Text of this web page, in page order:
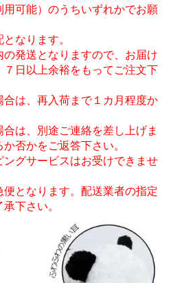
用可能）のうちいずれかでお願
なります。
発送となりますので、お届け
７日以上余裕をもってご注文下
は、再入荷まで１カ月程度か
は、別途ご連絡を差し上げま
否かをご返答下さい。
グサービスはお受けできませ
となります。配送業者の指定
下さい。